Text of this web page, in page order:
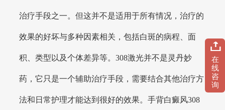
治疗手段之一。但这并不是适用于所有情况，治疗的
效果的好坏与多种因素相关，包括白斑的病程、面
积、类型以及个体差异等。308激光并不是灵丹妙
药，它只是一个辅助治疗手段，需要结合其他治疗方
法和日常护理才能达到很好的效果。手背白癜风308
在
线
咨
询